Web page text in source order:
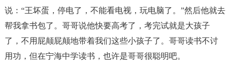
说：“王坏蛋，停电了，不能看电视，玩电脑了。”然后他就去
帮我拿书包了。哥哥说他快要高考了，考完试就是大孩子
了，不用屁颠屁颠地带着我们这些小孩子了。哥哥读书不讨
用功，但在宁海中学读书，也许是哥哥很聪明吧。